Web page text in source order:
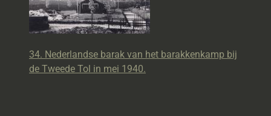
34. Nederlandse barak van het barakkenkamp bij
de Tweede Tol in mei 1940.